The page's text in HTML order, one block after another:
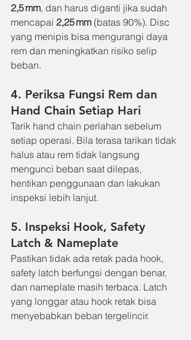
2,5 mm, dan harus diganti jika sudah
mencapai 2,25 mm (batas 90%). Disc
yang menipis bisa mengurangi daya
rem dan meningkatkan risiko selip
beban.
4. Periksa Fungsi Rem dan
Hand Chain Setiap Hari
Tarik hand chain perlahan sebelum
setiap operasi. Bila terasa tarikan tidak
halus atau rem tidak langsung
mengunci beban saat dilepas,
hentikan penggunaan dan lakukan
inspeksi lebih lanjut.
5. Inspeksi Hook, Safety
Latch & Nameplate
Pastikan tidak ada retak pada hook,
safety latch berfungsi dengan benar,
dan nameplate masih terbaca. Latch
yang longgar atau hook retak bisa
menyebabkan beban tergelincir.